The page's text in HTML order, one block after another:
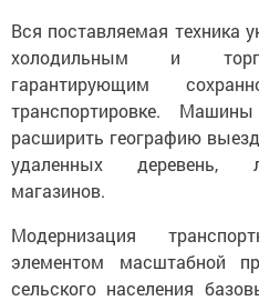
Вся поставляемая техника
холодильным и
гарантирующим
транспортировке.
расширить географию
удаленных деревень,
магазинов.
Модернизация
элементом масштабной
сельского населения